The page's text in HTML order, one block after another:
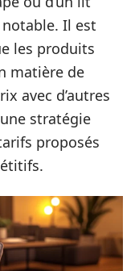
Il est
les produits
matière de
avec d’autres
stratégie
proposés